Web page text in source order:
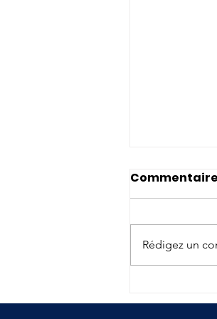
Santé
Rédigez un